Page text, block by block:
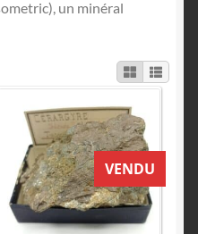
un minéral
VENDU